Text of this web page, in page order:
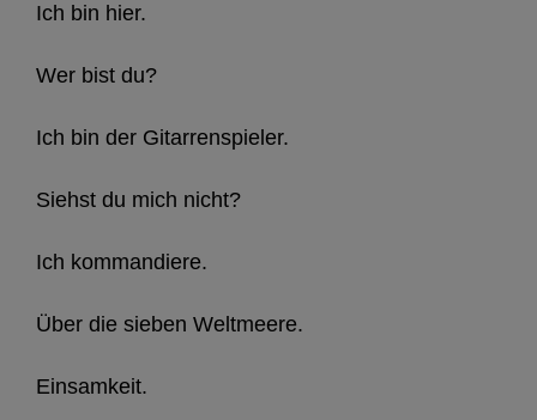
Ich bin hier.
Wer bist du?
Ich bin der Gitarrenspieler.
Siehst du mich nicht?
Ich kommandiere.
Über die sieben Weltmeere.
Einsamkeit.